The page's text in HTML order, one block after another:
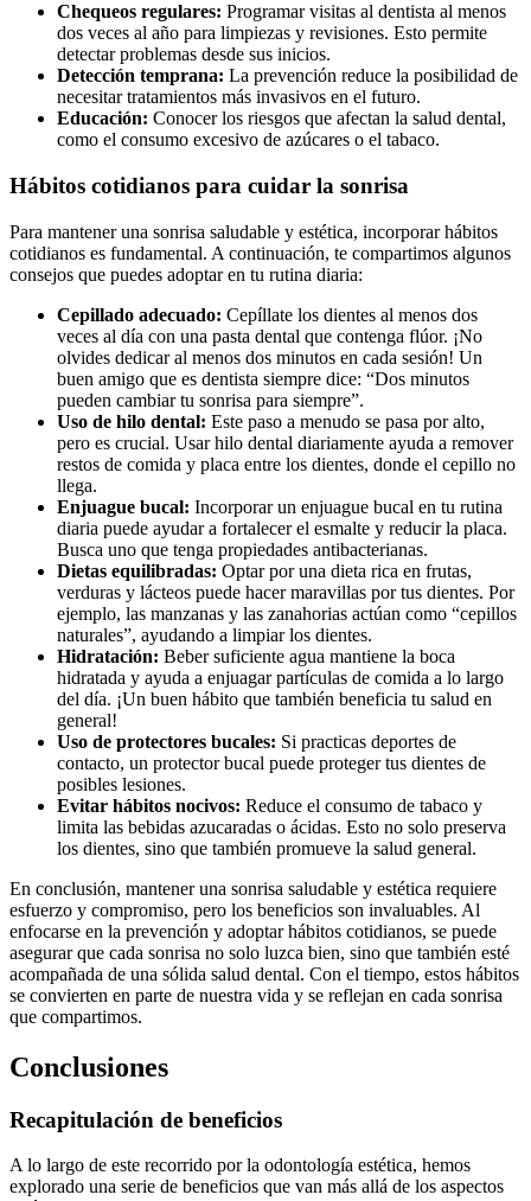
Chequeos regulares: Programar visitas al dentista al menos
dos veces al año para limpiezas y revisiones. Esto permite
detectar problemas desde sus inicios.
Detección temprana: La prevención reduce la posibilidad de
necesitar tratamientos más invasivos en el futuro.
Educación: Conocer los riesgos que afectan la salud dental,
como el consumo excesivo de azúcares o el tabaco.
Hábitos cotidianos para cuidar la sonrisa
Para mantener una sonrisa saludable y estética, incorporar hábitos
cotidianos es fundamental. A continuación, te compartimos algunos
consejos que puedes adoptar en tu rutina diaria:
Cepillado adecuado: Cepíllate los dientes al menos dos
veces al día con una pasta dental que contenga flúor. ¡No
olvides dedicar al menos dos minutos en cada sesión! Un
buen amigo que es dentista siempre dice: “Dos minutos
pueden cambiar tu sonrisa para siempre”.
Uso de hilo dental: Este paso a menudo se pasa por alto,
pero es crucial. Usar hilo dental diariamente ayuda a remover
restos de comida y placa entre los dientes, donde el cepillo no
llega.
Enjuague bucal: Incorporar un enjuague bucal en tu rutina
diaria puede ayudar a fortalecer el esmalte y reducir la placa.
Busca uno que tenga propiedades antibacterianas.
Dietas equilibradas: Optar por una dieta rica en frutas,
verduras y lácteos puede hacer maravillas por tus dientes. Por
ejemplo, las manzanas y las zanahorias actúan como “cepillos
naturales”, ayudando a limpiar los dientes.
Hidratación: Beber suficiente agua mantiene la boca
hidratada y ayuda a enjuagar partículas de comida a lo largo
del día. ¡Un buen hábito que también beneficia tu salud en
general!
Uso de protectores bucales: Si practicas deportes de
contacto, un protector bucal puede proteger tus dientes de
posibles lesiones.
Evitar hábitos nocivos: Reduce el consumo de tabaco y
limita las bebidas azucaradas o ácidas. Esto no solo preserva
los dientes, sino que también promueve la salud general.
En conclusión, mantener una sonrisa saludable y estética requiere
esfuerzo y compromiso, pero los beneficios son invaluables. Al
enfocarse en la prevención y adoptar hábitos cotidianos, se puede
asegurar que cada sonrisa no solo luzca bien, sino que también esté
acompañada de una sólida salud dental. Con el tiempo, estos hábitos
se convierten en parte de nuestra vida y se reflejan en cada sonrisa
que compartimos.
Conclusiones
Recapitulación de beneficios
A lo largo de este recorrido por la odontología estética, hemos
explorado una serie de beneficios que van más allá de los aspectos